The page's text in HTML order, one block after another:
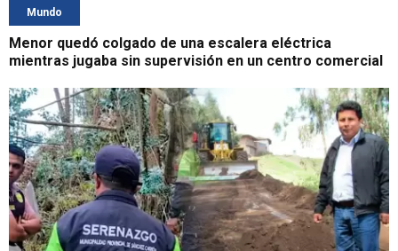
Mundo
Menor quedó colgado de una escalera eléctrica
mientras jugaba sin supervisión en un centro comercial